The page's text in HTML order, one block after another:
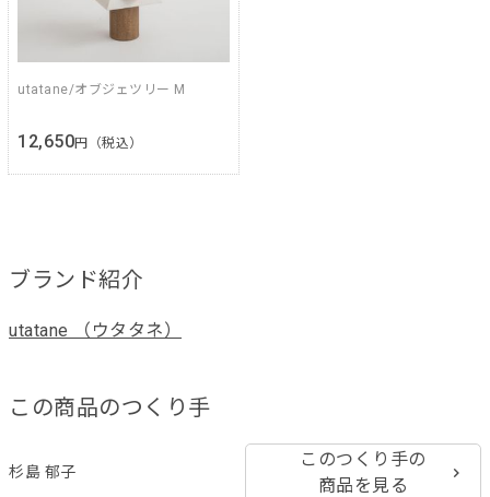
utatane/オブジェツリー M
12,650円（税込）
ブランド紹介
utatane （ウタタネ）
この商品のつくり手
杉島 郁子
このつくり手の
商品を見る